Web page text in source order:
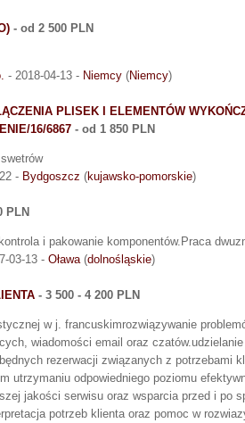
- od 2 500 PLN
- 2018-04-13 - Niemcy (Niemcy)
PLISEK I ELEMENTÓW
16/6867 - od 1 850 PLN
- Bydgoszcz (kujawsko-pomorskie)
PLN
i pakowanie komponentów.Praca
03-13 - Oława (dolnośląskie)
- 3 500 - 4 200 PLN
w j. francuskimrozwiązywanie
wiadomości email oraz
rezerwacji związanych z potrzebami
utrzymaniu odpowiedniego poziomu
jakości serwisu oraz wsparcia przed i po
potrzeb klienta oraz pomoc w